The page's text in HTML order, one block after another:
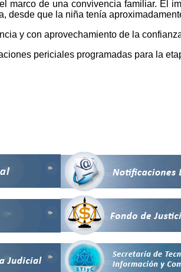
de una convivencia familiar. El
desde que la niña tenía
y con aprovechamiento de la
periciales programadas para la